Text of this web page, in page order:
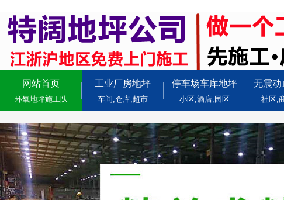
网站首页
环氧地坪施工队
工业厂房地坪
车间,仓库,超市
停车场车库地坪
小区,酒店,园区
无震动
社区,